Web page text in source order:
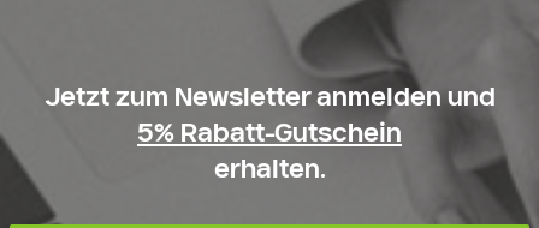
Jetzt zum Newsletter anmelden und
5% Rabatt-Gutschein
erhalten.